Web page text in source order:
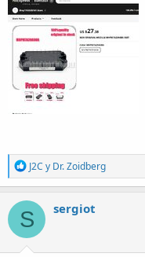
R
e
a
c
t
i
o
n
J2C y Dr. Zoidberg
S sergiot